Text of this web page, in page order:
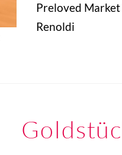
Preloved Market
Renoldi